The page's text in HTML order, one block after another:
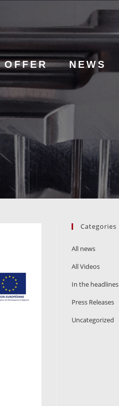
OFFER NEWS
Categories
All news
All Videos
In the headlines
Press Releases
Uncategorized